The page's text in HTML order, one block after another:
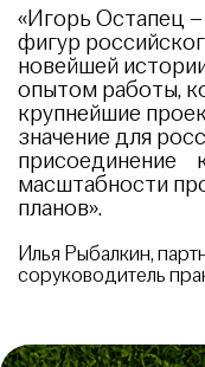
«Игорь Остапец
фигур
новейшей
опытом работы,
крупнейшие
значение для
присоединение
масштабности
планов».
Илья Рыбалкин,
соруководитель